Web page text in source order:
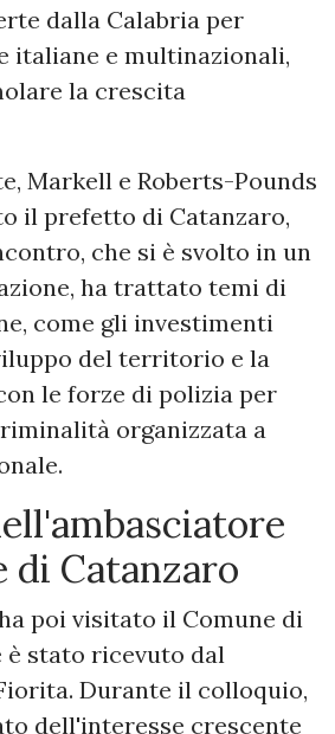
dalla Calabria per
italiane e multinazionali,
la crescita
Markell e Roberts-Pounds
il prefetto di Catanzaro,
che si è svolto in un
ha trattato temi di
come gli investimenti
del territorio e la
le forze di polizia per
organizzata a
di Catanzaro
poi visitato il Comune di
è stato ricevuto dal
Durante il colloquio,
dell'interesse crescente